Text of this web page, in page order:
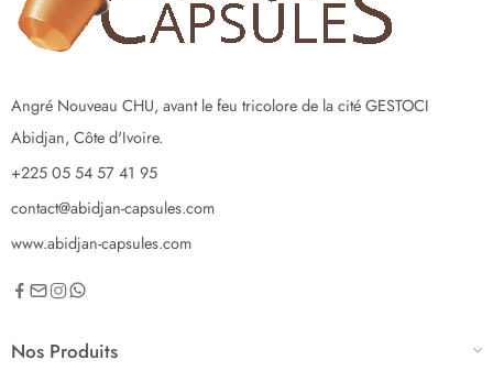
Angré Nouveau CHU, avant le feu tricolore de la cité GESTOCI
Abidjan, Côte d'Ivoire.
+225 05 54 57 41 95
contact@abidjan-capsules.com
www.abidjan-capsules.com
Nos Produits